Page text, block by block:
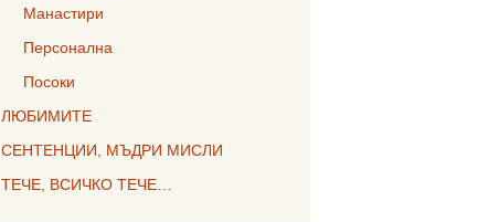
Манастири
Персонална
Посоки
ЛЮБИМИТЕ
СЕНТЕНЦИИ, МЪДРИ МИСЛИ
ТЕЧЕ, ВСИЧКО ТЕЧЕ…